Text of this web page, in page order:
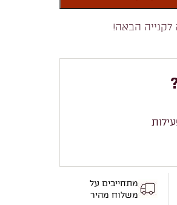
לקנייה הבאה!
מתחייבים על
משלוח מהיר